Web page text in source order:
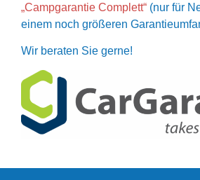
„Campgarantie Complett“ (nur für
einem noch größeren
Wir beraten Sie gerne!